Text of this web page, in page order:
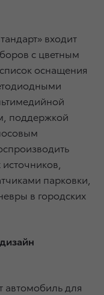
входит
с цветным
оснащения
поддержкой
парковки,
в городских
автомобиль для